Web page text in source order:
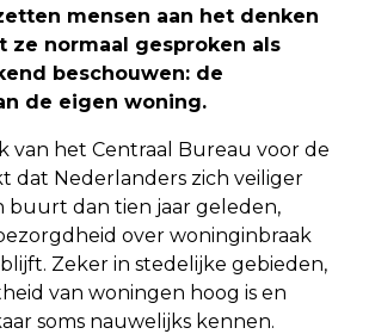
mensen aan het denken
ze normaal gesproken als
beschouwen: de
de eigen woning.
van het Centraal Bureau voor de
dat Nederlanders zich veiliger
buurt dan tien jaar geleden,
over woninginbraak
Zeker in stedelijke gebieden,
van woningen hoog is en
soms nauwelijks kennen.